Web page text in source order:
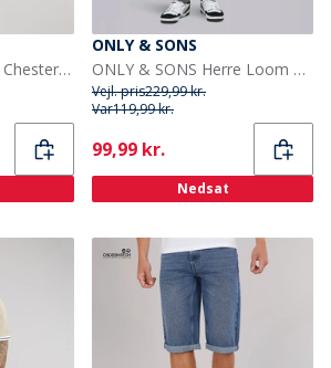
JACK & JONES Herre Chester T-shirt Og Shorts Sæt Navy Blazer
ONLY & SONS
ONLY & SONS Herre Loom Box Jeans Grey Denim
Vejl. pris229,99 kr.
Var119,99 kr.
Current
99,99 kr.
Nedsat